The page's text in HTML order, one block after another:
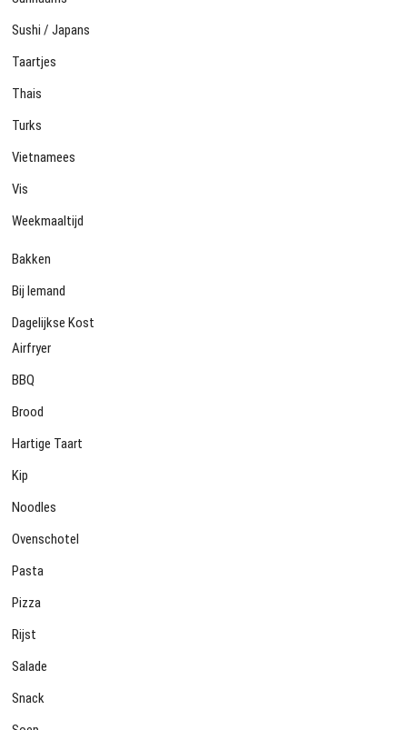
Sushi / Japans
Taartjes
Thais
Turks
Vietnamees
Vis
Weekmaaltijd
Bakken
Bij Iemand
Dagelijkse Kost
Airfryer
BBQ
Brood
Hartige Taart
Kip
Noodles
Ovenschotel
Pasta
Pizza
Rijst
Salade
Snack